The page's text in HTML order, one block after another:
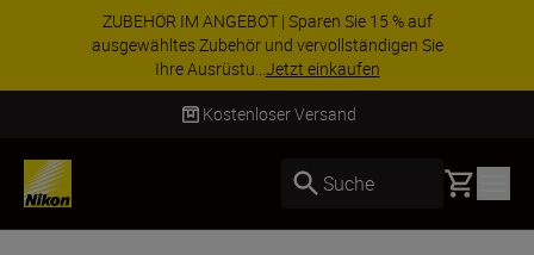
ZUBEHÖR IM ANGEBOT | Sparen Sie 15 % auf
ausgewähltes Zubehör und vervollständigen Sie
Ihre Ausrüstu...Jetzt einkaufen
Lieferung innerhalb von 2–4 Werktagen
Suche Basket